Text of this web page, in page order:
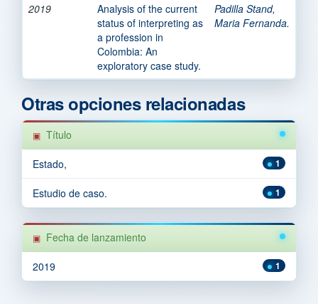
2019
Analysis of the current
status of interpreting as
a profession in
Colombia: An
exploratory case study.
Padilla Stand,
Maria Fernanda.
Otras opciones relacionadas
Título
1
Estado,
1
Estudio de caso.
Fecha de lanzamiento
1
2019